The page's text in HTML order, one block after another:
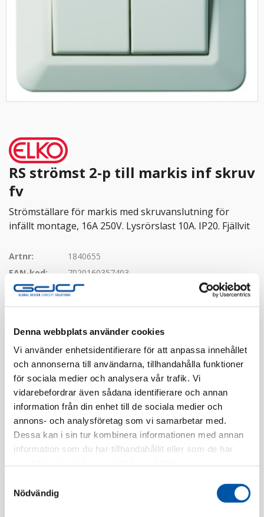
Denna webbplats använder cookies
Vi använder enhetsidentifierare för att anpassa innehållet
och annonserna till användarna, tillhandahålla funktioner
för sociala medier och analysera vår trafik. Vi
vidarebefordrar även sådana identifierare och annan
information från din enhet till de sociala medier och
annons- och analysföretag som vi samarbetar med.
Dessa kan i sin tur kombinera informationen med annan
information som du har tillhandahållit eller som de har
Nödvändig
RS strömst 2-p till markis inf skruv
fv
Strömställare för markis med skruvanslutning för
infällt montage, 16A 250V. Lysrörslast 10A. IP20. Fjällvit
Artnr:
1840655
EAN-kod:
7020160357403
Tillv. Artnr:
EKO03574
Registrera dig
Beskrivning
Specifikation